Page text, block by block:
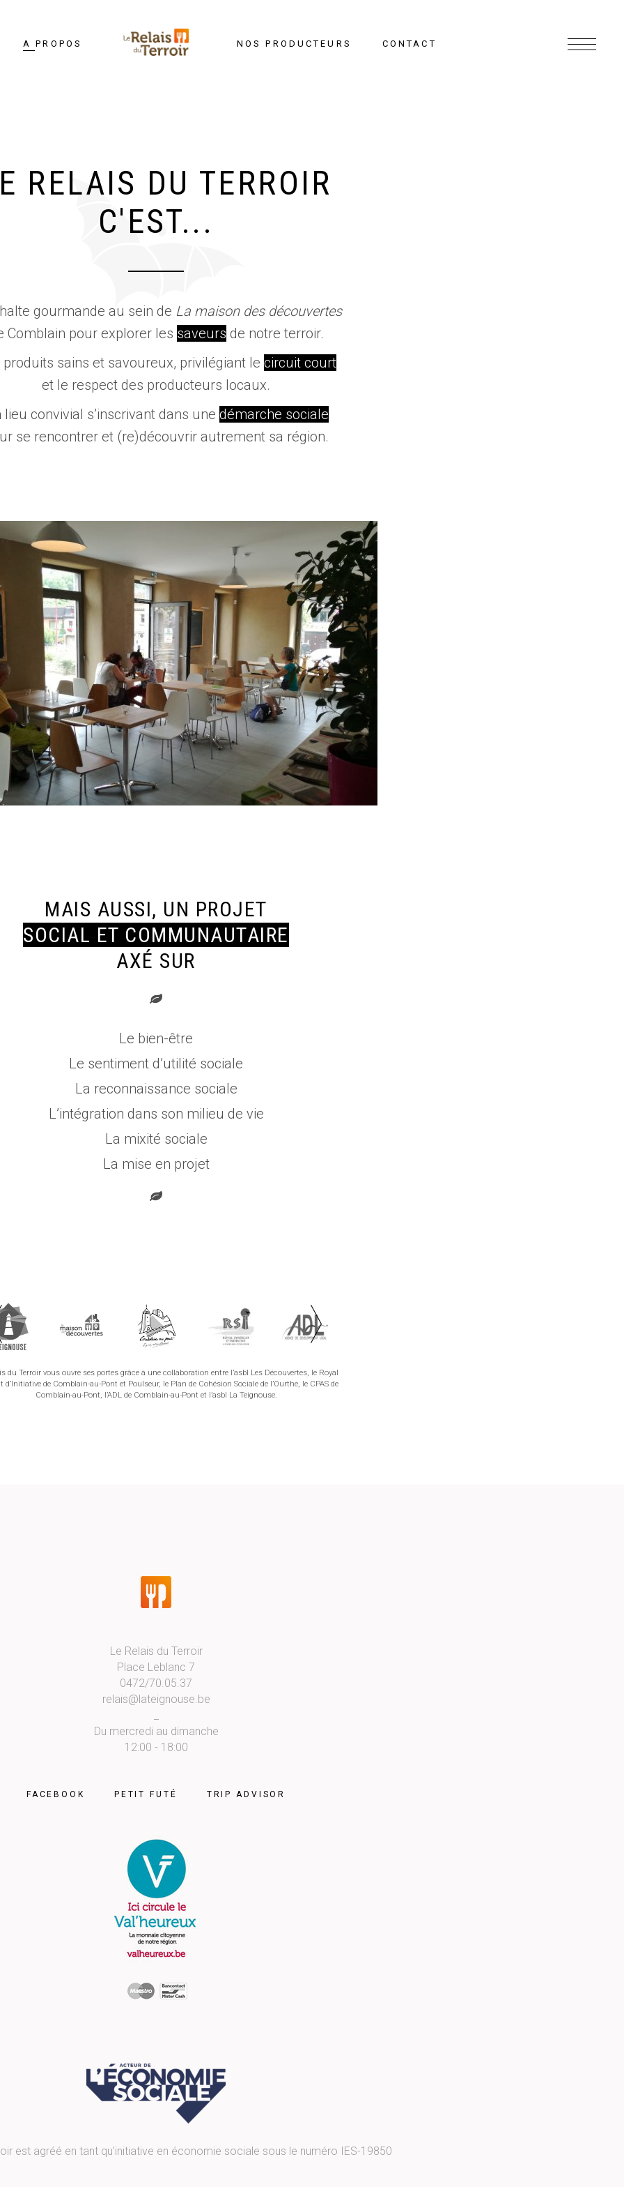
A PROPOS NOS PRODUCTEURS CONTACT
RELAIS DU TERROIR
C'EST...
gourmande au sein de La maison des découvertes
Comblain pour explorer les saveurs de notre terroir.
produits sains et savoureux, privilégiant le circuit court
et le respect des producteurs locaux.
lieu convivial s’inscrivant dans une démarche sociale
se rencontrer et (re)découvrir autrement sa région.
MAIS AUSSI, UN PROJET
SOCIAL ET COMMUNAUTAIRE
AXÉ SUR
Le bien-être
Le sentiment d’utilité sociale
La reconnaissance sociale
L’intégration dans son milieu de vie
La mixité sociale
La mise en projet
du Terroir vous ouvre ses portes grâce à une collaboration entre l’asbl Les Découvertes, le Royal
d’Initiative de Comblain-au-Pont et Poulseur, le Plan de Cohésion Sociale de l’Ourthe, le CPAS de
Comblain-au-Pont, l’ADL de Comblain-au-Pont et l’asbl La Teignouse.
Le Relais du Terroir
Place Leblanc 7
0472/70.05.37
relais@lateignouse.be
Du mercredi au dimanche
12:00 - 18:00
FACEBOOK PETIT FUTÉ TRIP ADVISOR
est agréé en tant qu’initiative en économie sociale sous le numéro IES-19850